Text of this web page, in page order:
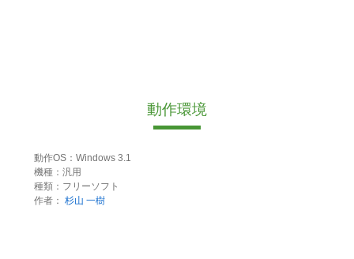
動作環境
動作OS：Windows 3.1
機種：汎用
種類：フリーソフト
作者： 杉山 一樹